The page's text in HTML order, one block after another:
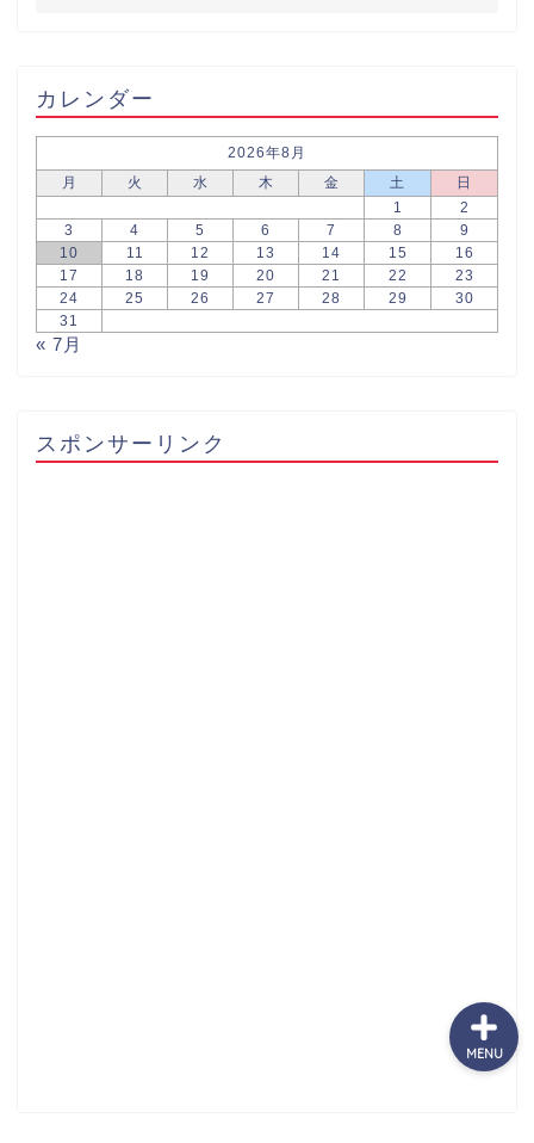
カレンダー
2026年8月
月
火 水 木 金 土
日
1
2
3
4 5 6 7 8
9
10
11 12 13 14 15
16
17
18 19 20 21 22
23
24
25 26 27 28 29
30
31
« 7月
スポンサーリンク
MENU